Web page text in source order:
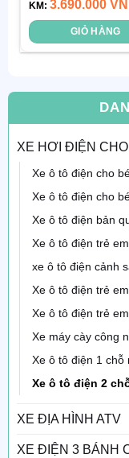
hạng4.00
5 sao
KM: 3.690.000
GIỎ HÀNG
XE HƠI ĐIỆN
Xe ô tô điện cho
Xe ô tô điện cho
Xe ô tô điện bản
Xe ô tô điện trẻ
xe ô tô điện cảnh
Xe ô tô điện trẻ
Xe ô tô điện trẻ
Xe máy cày công
Xe ô tô điện 1 chỗ
Xe ô tô điện 2
XE ĐỊA HÌNH ATV
XE ĐIỆN 3 BÁNH